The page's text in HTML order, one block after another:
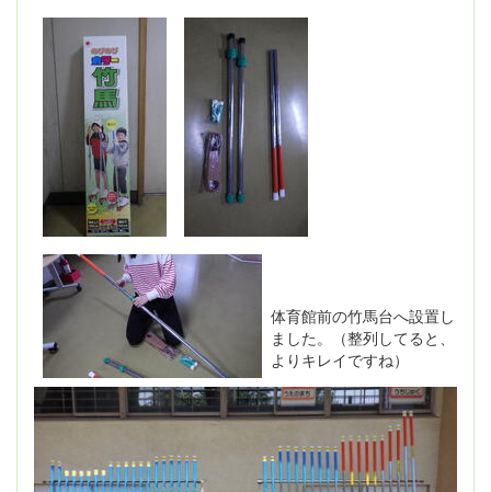
体育館前の竹馬台へ設置し
ました。（整列してると、
よりキレイですね）